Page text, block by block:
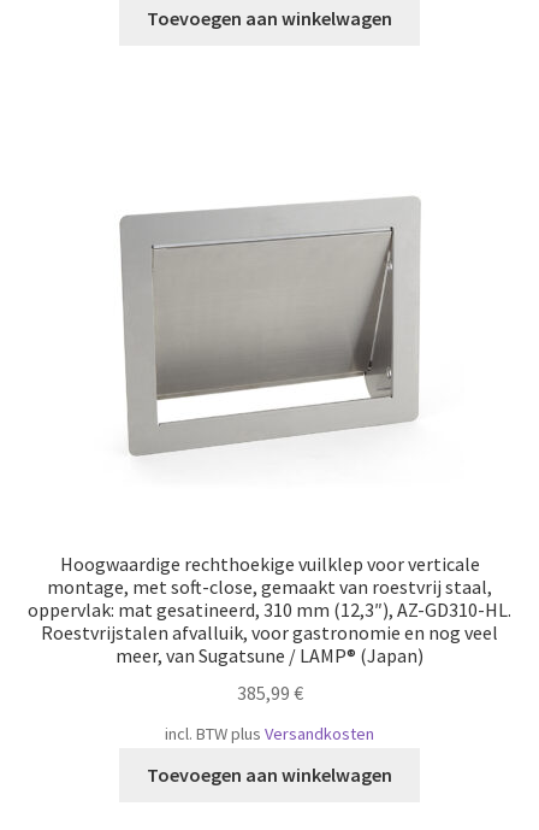
Toevoegen aan winkelwagen
Hoogwaardige rechthoekige vuilklep voor verticale
montage, met soft-close, gemaakt van roestvrij staal,
oppervlak: mat gesatineerd, 310 mm (12,3″), AZ-GD310-HL.
Roestvrijstalen afvalluik, voor gastronomie en nog veel
meer, van Sugatsune / LAMP® (Japan)
385,99 €
incl. BTWplus Versandkosten
Toevoegen aan winkelwagen